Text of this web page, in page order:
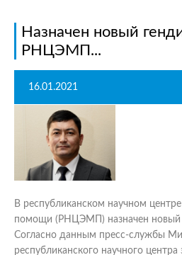
Назначен новый
РНЦЭМП...
16.01.2021
В республиканском научном
помощи (РНЦЭМП) назначен новый
Согласно данным пресс-службы
республиканского научного центра